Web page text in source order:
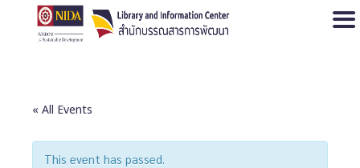
« All Events
This event has passed.